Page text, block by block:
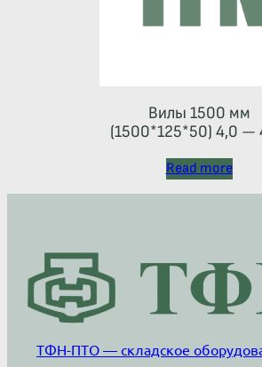
Вилы 1500 мм
(1500*125*50) 4,0 —
Read more
ТФН-ПТО — складское